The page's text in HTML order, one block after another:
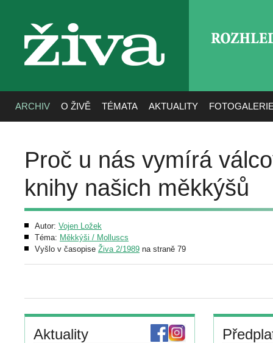
živa
ARCHIV O ŽIVĚ TÉMATA AKTUALITY
Proč u nás vymírá
knihy našich měkkýšů
Autor: Vojen Ložek
Téma: Měkkýši / Molluscs
Vyšlo v časopise Živa 2/1989 na straně 79
Aktuality